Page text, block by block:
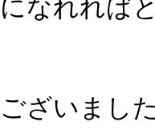
なれれば
ざいまし